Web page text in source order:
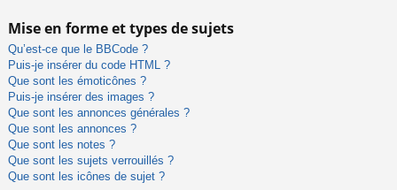
Mise en forme et types de sujets
Qu’est-ce que le BBCode ?
Puis-je insérer du code HTML ?
Que sont les émoticônes ?
Puis-je insérer des images ?
Que sont les annonces générales ?
Que sont les annonces ?
Que sont les notes ?
Que sont les sujets verrouillés ?
Que sont les icônes de sujet ?